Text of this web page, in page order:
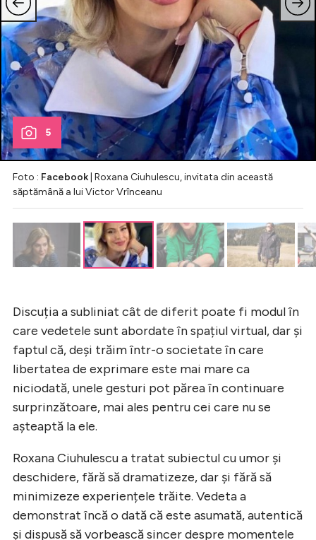
5
Foto : Facebook | Roxana Ciuhulescu, invitata din această
săptămână a lui Victor Vrînceanu
Discuția a subliniat cât de diferit poate fi modul în
care vedetele sunt abordate în spațiul virtual, dar și
faptul că, deși trăim într-o societate în care
libertatea de exprimare este mai mare ca
niciodată, unele gesturi pot părea în continuare
surprinzătoare, mai ales pentru cei care nu se
așteaptă la ele.
Roxana Ciuhulescu a tratat subiectul cu umor și
deschidere, fără să dramatizeze, dar și fără să
minimizeze experiențele trăite. Vedeta a
demonstrat încă o dată că este asumată, autentică
și dispusă să vorbească sincer despre momentele